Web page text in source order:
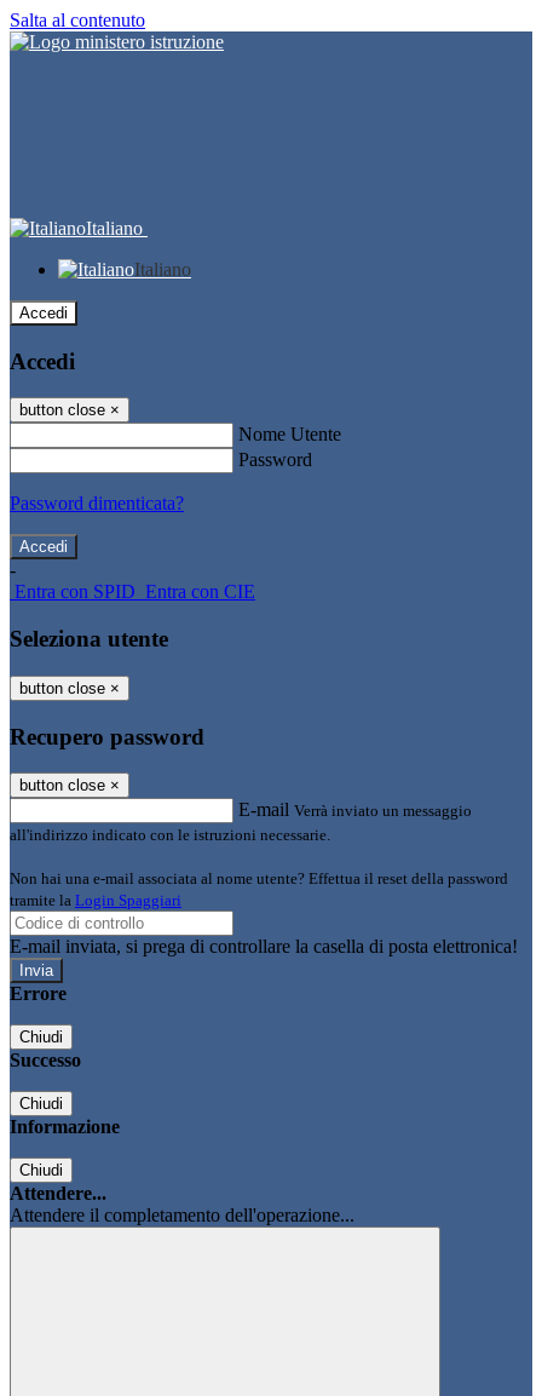
Salta al contenuto
Italiano
Italiano
Accedi
Accedi
button close ×
Nome Utente
Password
Password dimenticata?
-
Entra con SPID Entra con CIE
Seleziona utente
button close ×
Recupero password
button close ×
E-mail Verrà inviato un messaggio
all'indirizzo indicato con le istruzioni necessarie.
Non hai una e-mail associata al nome utente? Effettua il reset della password
tramite la Login Spaggiari
E-mail inviata, si prega di controllare la casella di posta elettronica!
Errore
Chiudi
Successo
Chiudi
Informazione
Chiudi
Attendere...
Attendere il completamento dell'operazione...